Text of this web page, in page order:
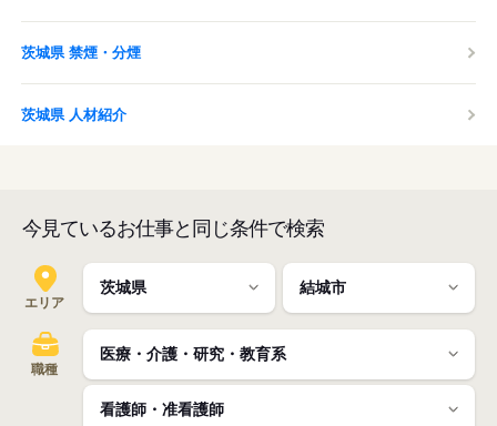
茨城県 禁煙・分煙
茨城県 人材紹介
今見ているお仕事と同じ条件で検索
エリア
職種